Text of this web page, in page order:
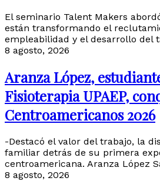
El seminario Talent Makers
están transformando el
empleabilidad y el desarrollo del
8 agosto, 2026
Aranza López,
Fisioterapia UPAEP,
Centroamericanos 2026
-Destacó el valor del trabajo, la
familiar detrás de su primera
centroamericana. Aranza López
8 agosto, 2026